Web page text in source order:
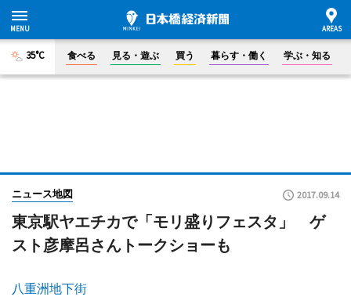
35°C 食べる 見る・遊ぶ 買う 暮らす・働く 学ぶ・知る
ニュース地図 2017.09.14
東京駅ヤエチカで「モリ盛りフェスタ」 ゲ
スト彦摩呂さんトークショーも
八重洲地下街